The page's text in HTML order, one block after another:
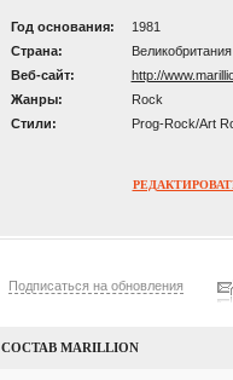
Год основания:
1981
Страна:
Великобритания
Веб-сайт:
http://
Жанры:
Rock
Стили:
Prog-Rock/Art
Подписаться на обновления
СОСТАВ MARILLION